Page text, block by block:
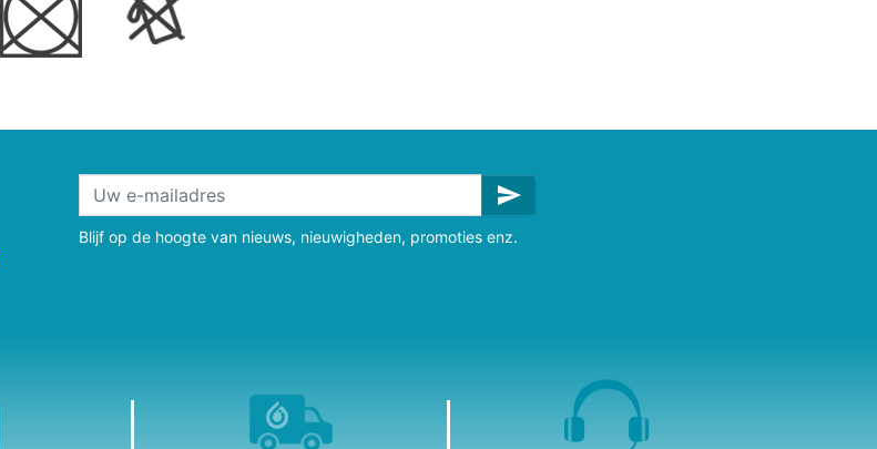
send
Blijf op de hoogte van nieuws, nieuwigheden, promoties enz.